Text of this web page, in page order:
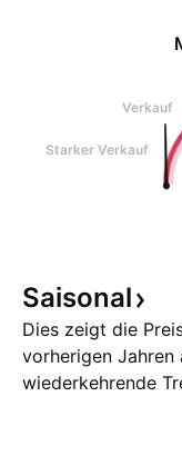
Verkauf
Starker Verkauf
Saisonal
Dies zeigt die
vorherigen Jahren
wiederkehrende